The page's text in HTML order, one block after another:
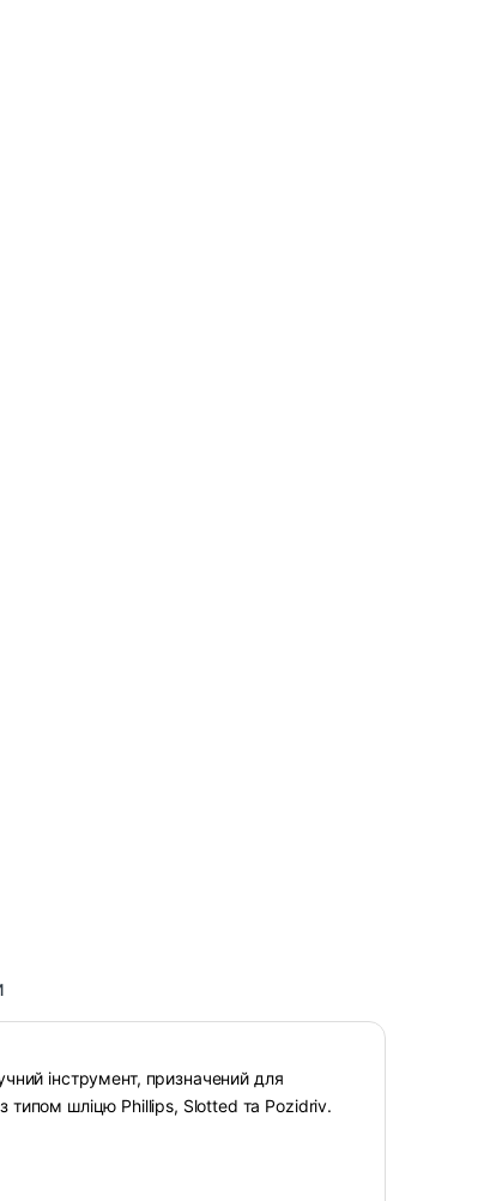
інструмент, призначений для
з типом шліцю Phillips, Slotted та Pozidriv.